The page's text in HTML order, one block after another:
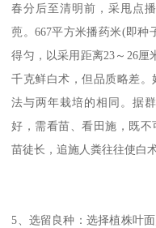
春分后至清明前，采甩点
蔸。667平方米播药米(即种
得匀，以采用距离23～26厘
千克鲜白术，但品质略差
法与两年栽培的相同。据
好，需看苗、看田施，既
苗徒长，追施人粪往往使白
5、选留良种：选择植株叶